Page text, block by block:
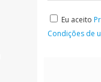
Eu aceito
Condições de